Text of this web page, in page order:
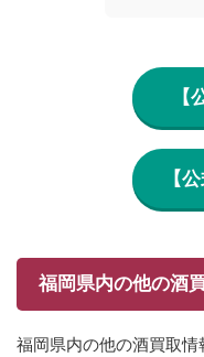
【
福岡県内の他の酒
福岡県内の他の酒買取